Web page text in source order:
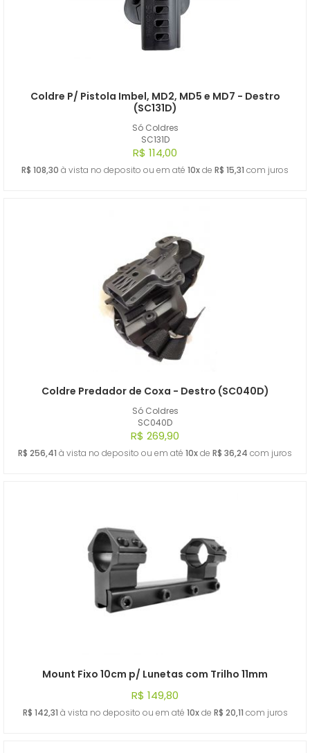
Só Coldres
SC131D
Coldre P/ Pistola Imbel, MD2, MD5 e MD7 - Destro
(SC131D)
R$ 114,00
R$ 108,30 à vista no deposito ou em até 10xde R$ 15,31 com juros
Só Coldres
SC040D
Coldre Predador de Coxa - Destro (SC040D)
R$ 269,90
R$ 256,41 à vista no deposito ou em até 10xde R$ 36,24 com juros
Mount Fixo 10cm p/ Lunetas com Trilho 11mm
R$ 149,80
R$ 142,31 à vista no deposito ou em até 10xde R$ 20,11 com juros